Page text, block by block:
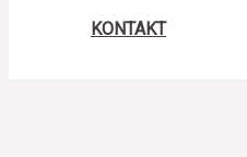
KONTAKT